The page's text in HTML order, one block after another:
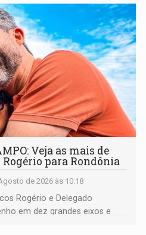
Veja as mais de
Rogério para Rondônia
de 2026 às 10:18
Rogério e Delegado
em dez grandes eixos e